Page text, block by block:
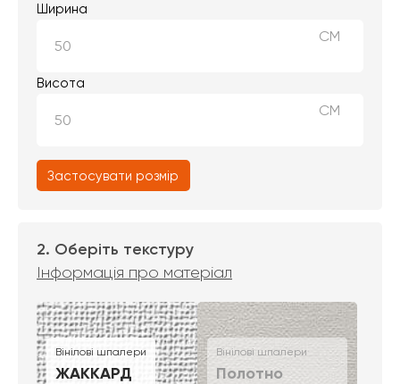
Ширина
СМ
Висота
СМ
Застосувати розмір
2. Оберіть текстуру
Інформація про матеріал
Вінілові шпалери
ЖАККАРД
Вінілові шпалери
Полотно